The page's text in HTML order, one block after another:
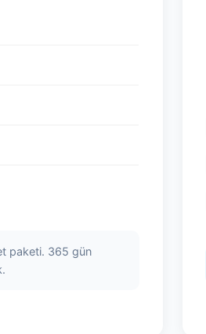
paketi. 365 gün